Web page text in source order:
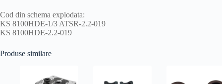
Cod din schema explodata:
KS 8100HDE-1/3 ATSR-2.2-019
KS 8100HDE-2.2-019
Produse similare